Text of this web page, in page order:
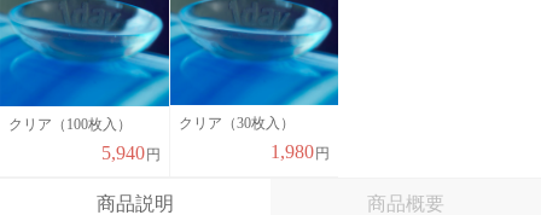
クリア（100枚入）
5,940円
クリア（30枚入）
1,980円
商品説明 商品概要